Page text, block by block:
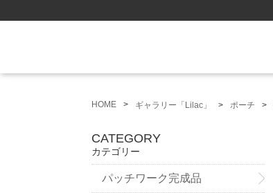
HOME ギャラリー「Lilac」 ポーチ
CATEGORY
カテゴリー
パッチワーク完成品